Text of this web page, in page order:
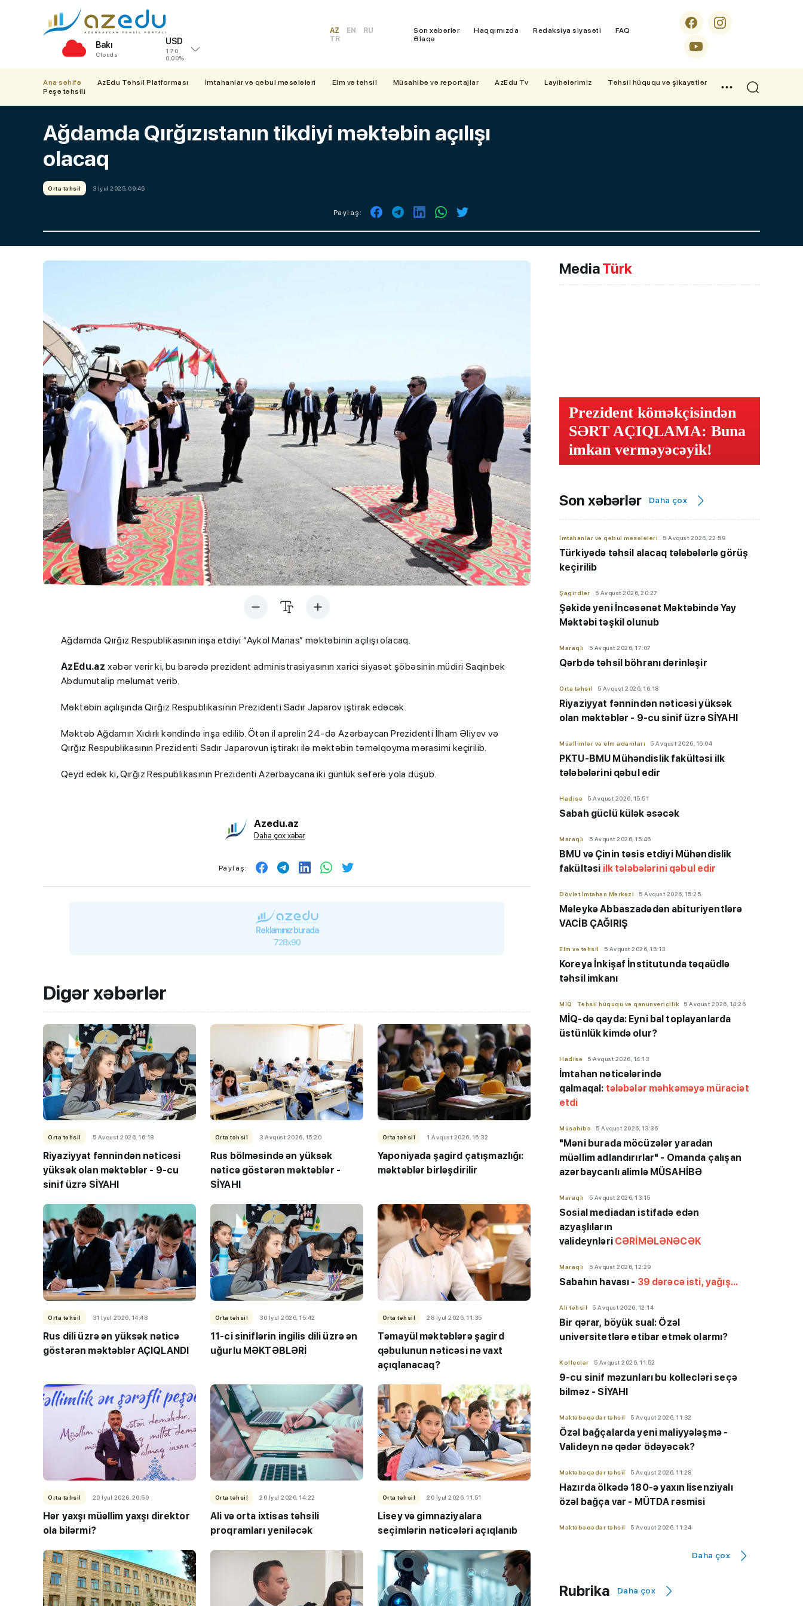
Bakı
Clouds
USD
1.70
0.00%
AZ EN
RU
TR
Son xəbərlər Haqqımızda Redaksiya siyasəti
FAQ
Əlaqə
Ana səhifə AzEdu Təhsil Platforması İmtahanlar və qəbul məsələləri Elm və təhsil Müsahibə və reportajlar AzEdu Tv Layihələrimiz
Təhsil hüququ və şikayətlər
Peşə təhsili
Ağdamda Qırğızıstanın tikdiyi məktəbin açılışı
olacaq
Orta təhsil 3 İyul 2025, 09:46
Paylaş:
Ağdamda Qırğız Respublikasının inşa etdiyi “Aykol Manas” məktəbinin açılışı olacaq.
AzEdu.az xəbər verir ki, bu barədə prezident administrasiyasının xarici siyasət şöbəsinin müdiri Saqinbek
Abdumutalip məlumat verib.
Məktəbin açılışında Qırğız Respublikasının Prezidenti Sadır Japarov iştirak edəcək.
Məktəb Ağdamın Xıdırlı kəndində inşa edilib. Ötən il aprelin 24-də Azərbaycan Prezidenti İlham Əliyev və
Qırğız Respublikasının Prezidenti Sadır Japarovun iştirakı ilə məktəbin təməlqoyma mərasimi keçirilib.
Qeyd edək ki, Qırğız Respublikasının Prezidenti Azərbaycana iki günlük səfərə yola düşüb.
Azedu.az
Daha çox xəbər
Paylaş:
Reklamınız burada
728x90
Digər xəbərlər
Orta təhsil 5 Avqust 2026, 16:18
Riyaziyyat fənnindən nəticəsi
yüksək olan məktəblər - 9-cu
sinif üzrə SİYAHI
Orta təhsil 3 Avqust 2026, 15:20
Rus bölməsində ən yüksək
nəticə göstərən məktəblər -
SİYAHI
Orta təhsil 1 Avqust 2026, 16:32
Yaponiyada şagird çatışmazlığı:
məktəblər birləşdirilir
Orta təhsil 31 İyul 2026, 14:48
Rus dili üzrə ən yüksək nəticə
göstərən məktəblər AÇIQLANDI
Orta təhsil 30 İyul 2026, 15:42
11-ci siniflərin ingilis dili üzrə ən
uğurlu MƏKTƏBLƏRİ
Orta təhsil 28 İyul 2026, 11:35
Təmayül məktəblərə şagird
qəbulunun nəticəsi nə vaxt
açıqlanacaq?
Orta təhsil 20 İyul 2026, 20:50
Hər yaxşı müəllim yaxşı direktor
ola bilərmi?
Orta təhsil 20 İyul 2026, 14:22
Ali və orta ixtisas təhsili
proqramları yeniləcək
Orta təhsil 20 İyul 2026, 11:51
Lisey və gimnaziyalara
seçimlərin nəticələri açıqlanıb
MediaTürk
Prezident köməkçisindən
SƏRT AÇIQLAMA: Buna
imkan verməyəcəyik!
Son xəbərlər Daha çox
İmtahanlar və qəbul məsələləri 5 Avqust 2026, 22:59
Türkiyədə təhsil alacaq tələbələrlə görüş
keçirilib
Şagirdlər 5 Avqust 2026, 20:27
Şəkidə yeni İncəsənət Məktəbində Yay
Məktəbi təşkil olunub
Maraqlı 5 Avqust 2026, 17:07
Qərbdə təhsil böhranı dərinləşir
Orta təhsil 5 Avqust 2026, 16:18
Riyaziyyat fənnindən nəticəsi yüksək
olan məktəblər - 9-cu sinif üzrə SİYAHI
Müəllimlər və elm adamları 5 Avqust 2026, 16:04
PKTU-BMU Mühəndislik fakültəsi ilk
tələbələrini qəbul edir
Hadisə 5 Avqust 2026, 15:51
Sabah güclü külək əsəcək
Maraqlı 5 Avqust 2026, 15:46
BMU və Çinin təsis etdiyi Mühəndislik
fakültəsi ilk tələbələrini qəbul edir
Dövlət İmtahan Mərkəzi 5 Avqust 2026, 15:25
Məleykə Abbaszadədən abituriyentlərə
VACİB ÇAĞIRIŞ
Elm və təhsil 5 Avqust 2026, 15:13
Koreya İnkişaf İnstitutunda təqaüdlə
təhsil imkanı
MİQ Təhsil hüququ və qanunvericilik 5 Avqust 2026, 14:26
MİQ-də qayda: Eyni bal toplayanlarda
üstünlük kimdə olur?
Hadisə 5 Avqust 2026, 14:13
İmtahan nəticələrində
qalmaqal: tələbələr məhkəməyə müraciət
etdi
Müsahibə 5 Avqust 2026, 13:36
"Məni burada möcüzələr yaradan
müəllim adlandırırlar" - Omanda çalışan
azərbaycanlı alimlə MÜSAHİBƏ
Maraqlı 5 Avqust 2026, 13:15
Sosial mediadan istifadə edən
azyaşlıların
valideynləri CƏRİMƏLƏNƏCƏK
Maraqlı 5 Avqust 2026, 12:29
Sabahın havası - 39 dərəcə isti, yağış...
Ali təhsil 5 Avqust 2026, 12:14
Bir qərar, böyük sual: Özəl
universitetlərə etibar etmək olarmı?
Kolleclər 5 Avqust 2026, 11:52
9-cu sinif məzunları bu kollecləri seçə
bilməz - SİYAHI
Məktəbəqədər təhsil 5 Avqust 2026, 11:32
Özəl bağçalarda yeni maliyyələşmə -
Valideyn nə qədər ödəyəcək?
Məktəbəqədər təhsil 5 Avqust 2026, 11:28
Hazırda ölkədə 180-ə yaxın lisenziyalı
özəl bağça var - MÜTDA rəsmisi
Məktəbəqədər təhsil 5 Avqust 2026, 11:24
maliyyələşməsi aylıq həyata keçiriləcək
8000 uşaq üçün özəl bağça xərclərini
Daha çox
Rubrika Daha çox